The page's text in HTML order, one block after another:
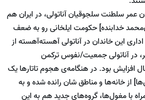
عمر سلطنت سلجوقیان آناتولی، در ایران هم
خدابنده] حکومت ایلخانی رو به ضعف
این خاندان در آناتولی آهسته‌آهسته از
در آناتولی جمعیت/نفوس ترکمن
افزایش بود. در هنگامه‌ی هجوم تاتارها یک
از خانه‌ها و مناطق شان رانده شده و به
با مغول‌ها، گروه‌های جدید هم به این